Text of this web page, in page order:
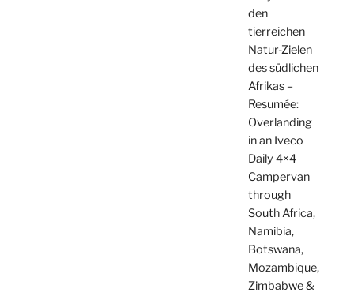
den
tierreichen
Natur-Zielen
des südlichen
Afrikas –
Resumée:
Overlanding
in an Iveco
Daily 4×4
Campervan
through
South Africa,
Namibia,
Botswana,
Mozambique,
Zimbabwe &